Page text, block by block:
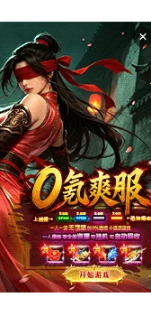
×